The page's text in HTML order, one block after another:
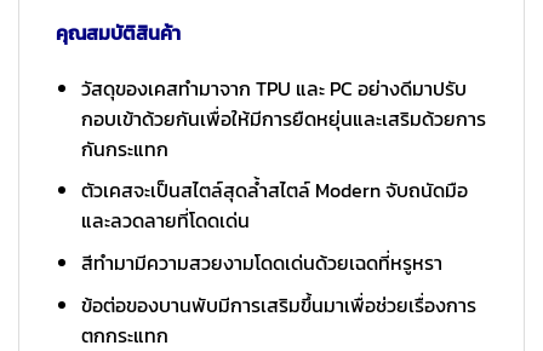
คุณสมบัติสินค้า
วัสดุของเคสทำมาจาก TPU และ PC อย่างดีมาปรับ
กอบเข้าด้วยกันเพื่อให้มีการยืดหยุ่นและเสริมด้วยการ
กันกระแทก
ตัวเคสจะเป็นสไตล์สุดล้ำสไตล์ Modern จับถนัดมือ
และลวดลายที่โดดเด่น
สีทำมามีความสวยงามโดดเด่นด้วยเฉดที่หรูหรา
ข้อต่อของบานพับมีการเสริมขึ้นมาเพื่อช่วยเรื่องการ
ตกกระแทก